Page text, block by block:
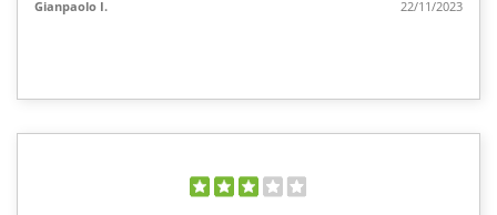
Gianpaolo I. 22/11/2023